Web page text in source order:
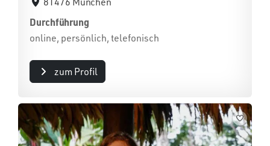
Durchführung
online, persönlich, telefonisch
zum Profil